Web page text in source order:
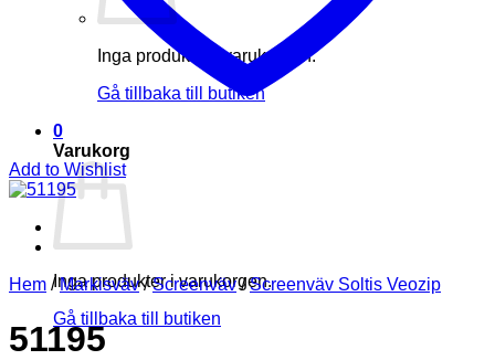
Inga produkter i varukorgen.
Gå tillbaka till butiken
0
Varukorg
Inga produkter i varukorgen.
Gå tillbaka till butiken
Add to Wishlist
Hem / Markisväv / Screenväv / Screenväv Soltis Veozip
51195